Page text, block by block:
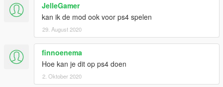
JelleGamer
kan ik de mod ook voor ps4 spelen
29. August 2020
finnoenema
Hoe kan je dit op ps4 doen
2. Oktober 2020